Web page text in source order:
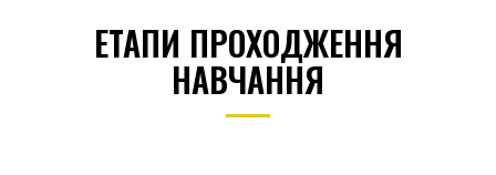
ЕТАПИ ПРОХОДЖЕННЯ
НАВЧАННЯ